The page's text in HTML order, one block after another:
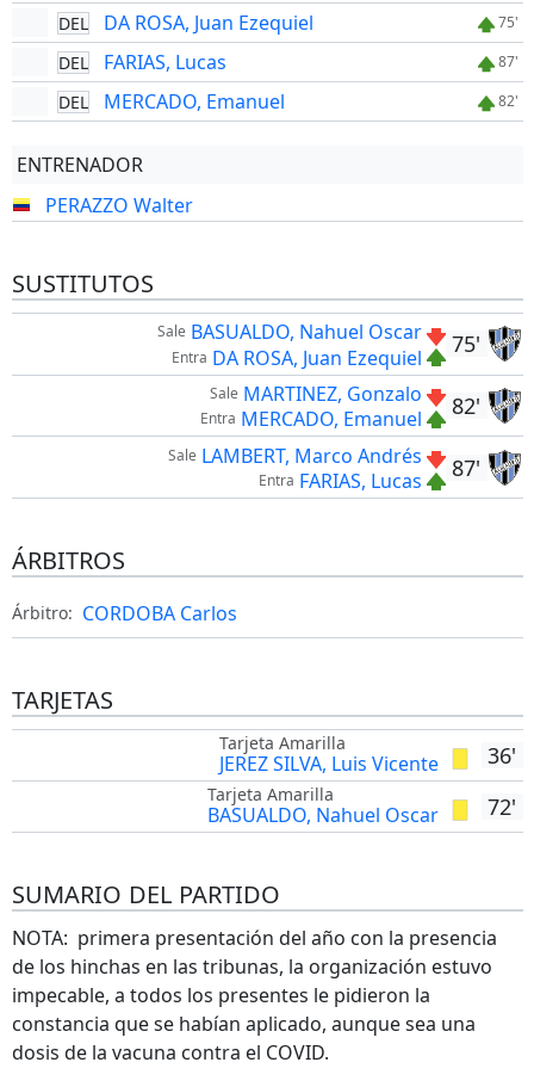
DEL DA ROSA, Juan Ezequiel 75'
DEL FARIAS, Lucas 87'
DEL MERCADO, Emanuel 82'
ENTRENADOR
PERAZZO Walter
SUSTITUTOS
75'
Sale BASUALDO, Nahuel Oscar
Entra DA ROSA, Juan Ezequiel
82'
Sale MARTINEZ, Gonzalo
Entra MERCADO, Emanuel
87'
Sale LAMBERT, Marco Andrés
Entra FARIAS, Lucas
ÁRBITROS
Árbitro: CORDOBA Carlos
TARJETAS
36'
Tarjeta Amarilla
JEREZ SILVA, Luis Vicente
72'
Tarjeta Amarilla
BASUALDO, Nahuel Oscar
SUMARIO DEL PARTIDO
NOTA: primera presentación del año con la presencia
de los hinchas en las tribunas, la organización estuvo
impecable, a todos los presentes le pidieron la
constancia que se habían aplicado, aunque sea una
dosis de la vacuna contra el COVID.